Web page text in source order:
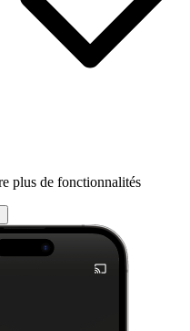
plus de fonctionnalités